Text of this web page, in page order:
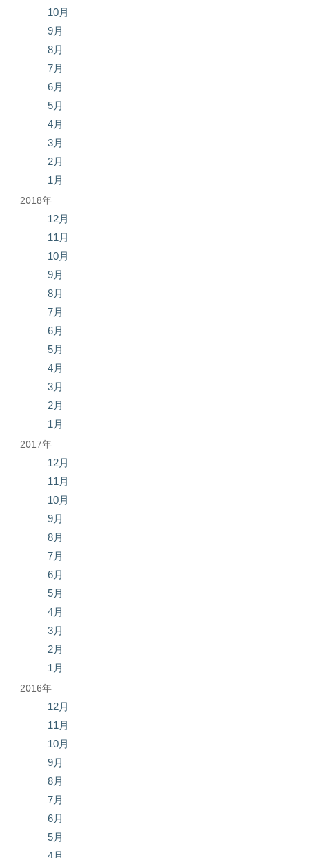
10月
9月
8月
7月
6月
5月
4月
3月
2月
1月
2018年
12月
11月
10月
9月
8月
7月
6月
5月
4月
3月
2月
1月
2017年
12月
11月
10月
9月
8月
7月
6月
5月
4月
3月
2月
1月
2016年
12月
11月
10月
9月
8月
7月
6月
5月
4月